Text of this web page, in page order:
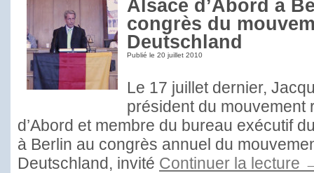
Alsace d’Abord à
congrès du
Deutschland
Publié le 20 juillet 2010
Le 17 juillet dernier,
président du mouvement
d’Abord et membre du bureau exécutif
à Berlin au congrès annuel du
Deutschland, invité Continuer la lecture